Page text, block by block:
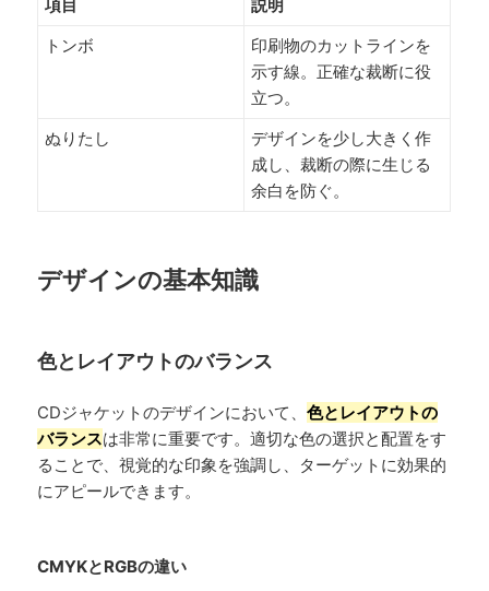
項目
説明
トンボ
印刷物のカットラインを
示す線。正確な裁断に役
立つ。
ぬりたし
デザインを少し大きく作
成し、裁断の際に生じる
余白を防ぐ。
デザインの基本知識
色とレイアウトのバランス
CDジャケットのデザインにおいて、色とレイアウトの
バランスは非常に重要です。適切な色の選択と配置をす
ることで、視覚的な印象を強調し、ターゲットに効果的
にアピールできます。
CMYKとRGBの違い